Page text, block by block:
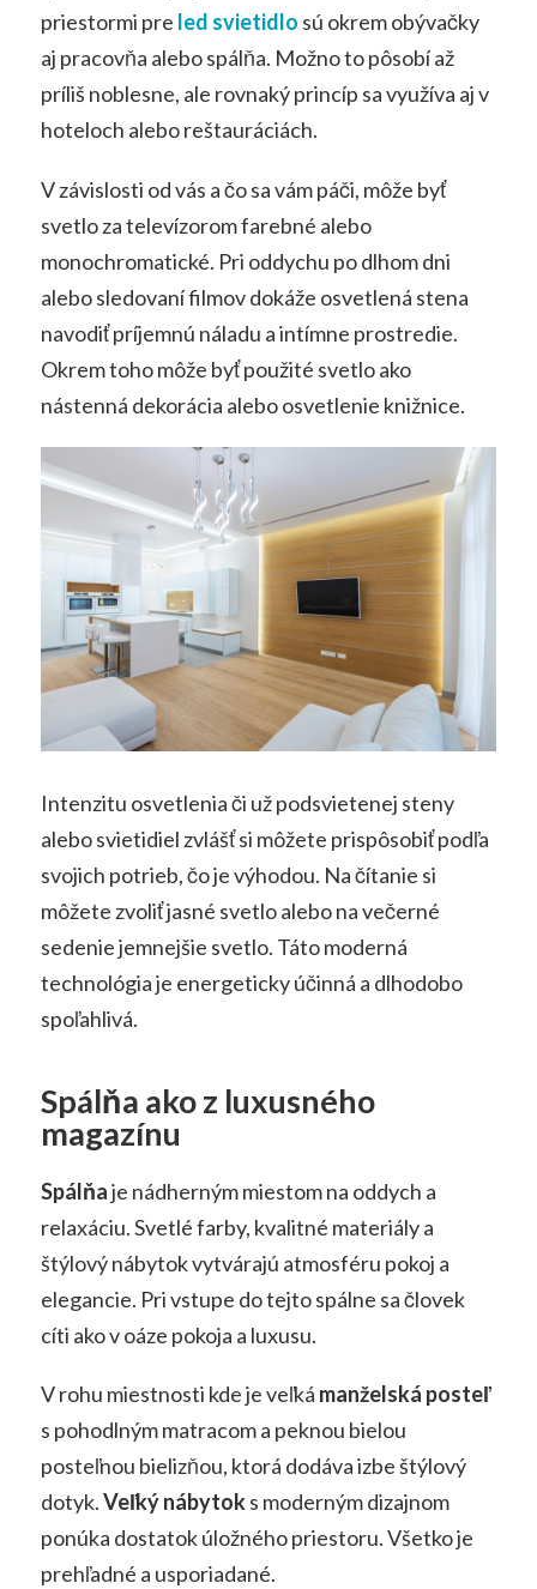
priestormi pre led svietidlo sú okrem obývačky
aj pracovňa alebo spálňa. Možno to pôsobí až
príliš noblesne, ale rovnaký princíp sa využíva aj v
hoteloch alebo reštauráciách.
V závislosti od vás a čo sa vám páči, môže byť
svetlo za televízorom farebné alebo
monochromatické. Pri oddychu po dlhom dni
alebo sledovaní filmov dokáže osvetlená stena
navodiť príjemnú náladu a intímne prostredie.
Okrem toho môže byť použité svetlo ako
nástenná dekorácia alebo osvetlenie knižnice.
Intenzitu osvetlenia či už podsvietenej steny
alebo svietidiel zvlášť si môžete prispôsobiť podľa
svojich potrieb, čo je výhodou. Na čítanie si
môžete zvoliť jasné svetlo alebo na večerné
sedenie jemnejšie svetlo. Táto moderná
technológia je energeticky účinná a dlhodobo
spoľahlivá.
Spálňa ako z luxusného
magazínu
Spálňaje nádherným miestom na oddych a
relaxáciu. Svetlé farby, kvalitné materiály a
štýlový nábytok vytvárajú atmosféru pokoj a
elegancie. Pri vstupe do tejto spálne sa človek
cíti ako v oáze pokoja a luxusu.
V rohu miestnosti kde je veľká manželská posteľ
s pohodlným matracom a peknou bielou
posteľnou bielizňou, ktorá dodáva izbe štýlový
dotyk.Veľký nábytoks moderným dizajnom
ponúka dostatok úložného priestoru. Všetko je
prehľadné a usporiadané.